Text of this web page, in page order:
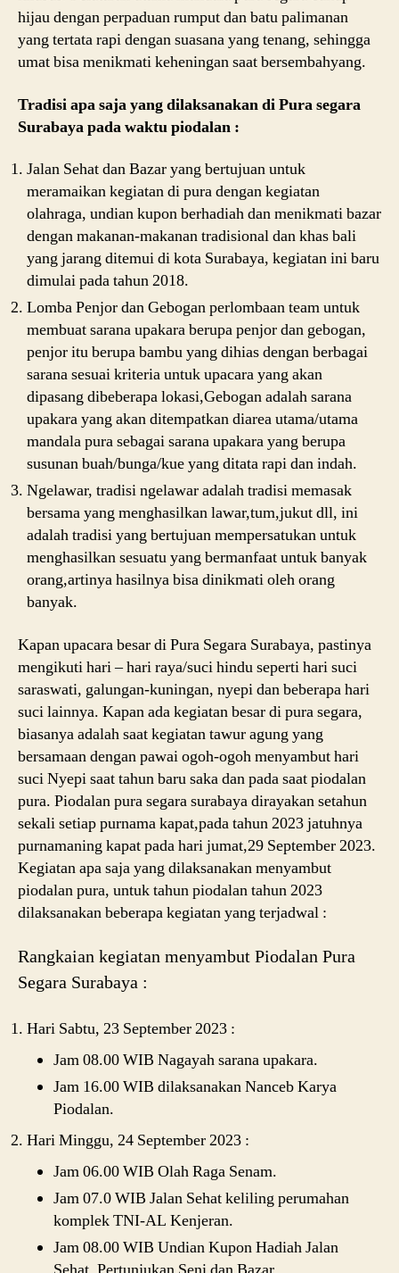
hijau dengan perpaduan rumput dan batu palimanan
yang tertata rapi dengan suasana yang tenang, sehingga
umat bisa menikmati keheningan saat bersembahyang.
Tradisi apa saja yang dilaksanakan di Pura segara
Surabaya pada waktu piodalan :
Jalan Sehat dan Bazar yang bertujuan untuk
meramaikan kegiatan di pura dengan kegiatan
olahraga, undian kupon berhadiah dan menikmati bazar
dengan makanan-makanan tradisional dan khas bali
yang jarang ditemui di kota Surabaya, kegiatan ini baru
dimulai pada tahun 2018.
Lomba Penjor dan Gebogan perlombaan team untuk
membuat sarana upakara berupa penjor dan gebogan,
penjor itu berupa bambu yang dihias dengan berbagai
sarana sesuai kriteria untuk upacara yang akan
dipasang dibeberapa lokasi,Gebogan adalah sarana
upakara yang akan ditempatkan diarea utama/utama
mandala pura sebagai sarana upakara yang berupa
susunan buah/bunga/kue yang ditata rapi dan indah.
Ngelawar, tradisi ngelawar adalah tradisi memasak
bersama yang menghasilkan lawar,tum,jukut dll, ini
adalah tradisi yang bertujuan mempersatukan untuk
menghasilkan sesuatu yang bermanfaat untuk banyak
orang,artinya hasilnya bisa dinikmati oleh orang
banyak.
Kapan upacara besar di Pura Segara Surabaya, pastinya
mengikuti hari – hari raya/suci hindu seperti hari suci
saraswati, galungan-kuningan, nyepi dan beberapa hari
suci lainnya. Kapan ada kegiatan besar di pura segara,
biasanya adalah saat kegiatan tawur agung yang
bersamaan dengan pawai ogoh-ogoh menyambut hari
suci Nyepi saat tahun baru saka dan pada saat piodalan
pura. Piodalan pura segara surabaya dirayakan setahun
sekali setiap purnama kapat,pada tahun 2023 jatuhnya
purnamaning kapat pada hari jumat,29 September 2023.
Kegiatan apa saja yang dilaksanakan menyambut
piodalan pura, untuk tahun piodalan tahun 2023
dilaksanakan beberapa kegiatan yang terjadwal :
Rangkaian kegiatan menyambut Piodalan Pura
Segara Surabaya :
Hari Sabtu, 23 September 2023 :
Jam 08.00 WIB Nagayah sarana upakara.
Jam 16.00 WIB dilaksanakan Nanceb Karya
Piodalan.
Hari Minggu, 24 September 2023 :
Jam 06.00 WIB Olah Raga Senam.
Jam 07.0 WIB Jalan Sehat keliling perumahan
komplek TNI-AL Kenjeran.
Jam 08.00 WIB Undian Kupon Hadiah Jalan